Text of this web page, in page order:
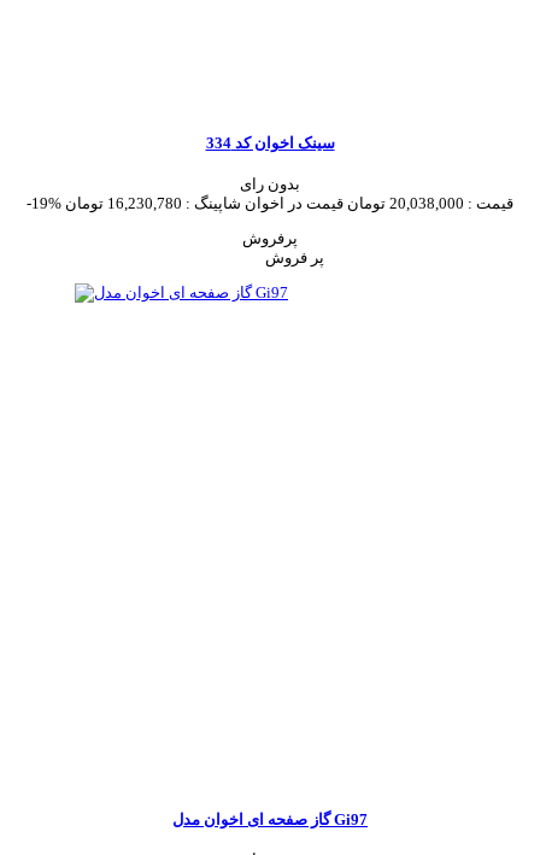
سینک اخوان کد 334
بدون رای
-19%
قیمت : 20,038,000 تومان قیمت در اخوان شاپینگ : 16,230,780 تومان
پرفروش
گاز صفحه ای اخوان مدل Gi97